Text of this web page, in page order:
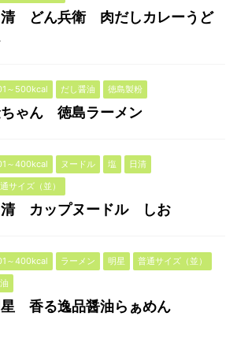
清 どん兵衛 肉だしカレーうど
～500kcal だし醤油 徳島製粉
ゃん 徳島ラーメン
～400kcal ヌードル 塩
日清
サイズ（並）
清 カップヌードル しお
～400kcal ラーメン 明星
普通サイズ（並）
香る逸品醤油らぁめん